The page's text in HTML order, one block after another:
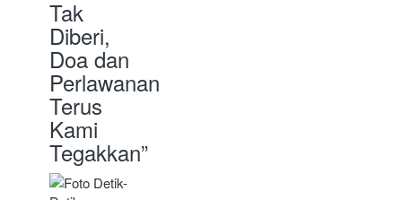
Tak
Diberi,
Doa dan
Perlawanan
Terus
Kami
Tegakkan”